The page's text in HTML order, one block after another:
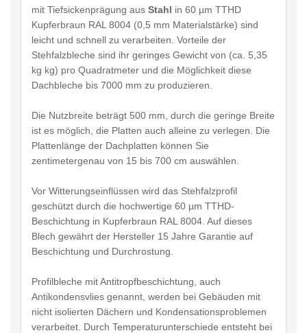
mit Tiefsickenprägung aus Stahl in 60 µm TTHD
Kupferbraun RAL 8004 (0,5 mm Materialstärke) sind
leicht und schnell zu verarbeiten. Vorteile der
Stehfalzbleche sind ihr geringes Gewicht von (ca. 5,35
kg kg) pro Quadratmeter und die Möglichkeit diese
Dachbleche bis 7000 mm zu produzieren.
Die Nutzbreite beträgt 500 mm, durch die geringe Breite
ist es möglich, die Platten auch alleine zu verlegen. Die
Plattenlänge der Dachplatten können Sie
zentimetergenau von 15 bis 700 cm auswählen.
Vor Witterungseinflüssen wird das Stehfalzprofil
geschützt durch die hochwertige 60 µm TTHD-
Beschichtung in Kupferbraun RAL 8004. Auf dieses
Blech gewährt der Hersteller 15 Jahre Garantie auf
Beschichtung und Durchrostung.
Profilbleche mit Antitropfbeschichtung, auch
Antikondensvlies genannt, werden bei Gebäuden mit
nicht isolierten Dächern und Kondensationsproblemen
verarbeitet. Durch Temperaturunterschiede entsteht bei